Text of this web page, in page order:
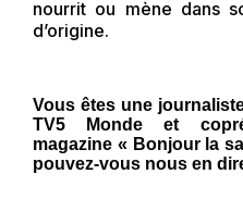
nourrit ou mène dans
d’origine.
Vous êtes une
TV5 Monde et
magazine « Bonjour la
pouvez-vous nous en